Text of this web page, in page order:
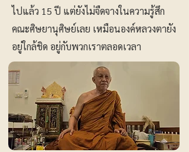
ไปแล้ว 15 ปี แต่ยังไม่จืดจางในความรู้สึก
คณะศิษยานุศิษย์เลย เหมือนองค์หลวงตายัง
อยู่ใกล้ชิด อยู่กับพวกเราตลอดเวลา